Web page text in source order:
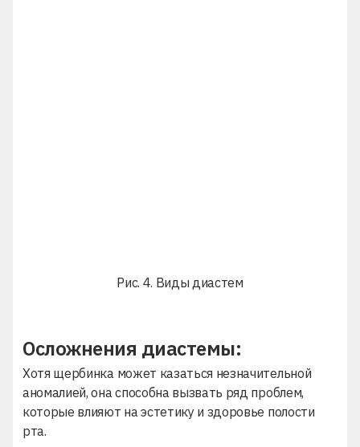
Рис. 4. Виды диастем
Осложнения диастемы:
Хотя щербинка может казаться незначительной
аномалией, она способна вызвать ряд проблем,
которые влияют на эстетику и здоровье полости
рта.